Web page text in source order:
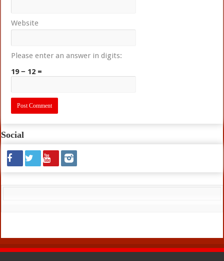
Website
Please enter an answer in digits:
19 − 12 =
Social